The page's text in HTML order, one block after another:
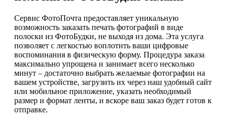
Сервис ФотоПочта предоставляет уникальную
возможность заказать печать фотографий в виде
полоски из ФотоБудки, не выходя из дома. Эта услуга
позволяет с легкостью воплотить ваши цифровые
воспоминания в физическую форму. Процедура заказа
максимально упрощена и занимает всего несколько
минут – достаточно выбрать желаемые фотографии на
вашем устройстве, загрузить их через наш удобный сайт
или мобильное приложение, указать необходимый
размер и формат ленты, и вскоре ваш заказ будет готов к
отправке.